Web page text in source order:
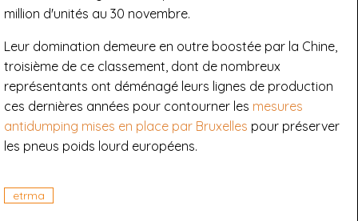
million d'unités au 30 novembre.
Leur domination demeure en outre boostée par la Chine,
troisième de ce classement, dont de nombreux
représentants ont déménagé leurs lignes de production
ces dernières années pour contourner les mesures
antidumping mises en place par Bruxelles pour préserver
les pneus poids lourd européens.
etrma